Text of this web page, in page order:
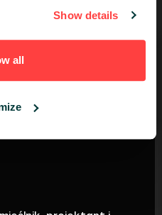
Show details
all
Więcej